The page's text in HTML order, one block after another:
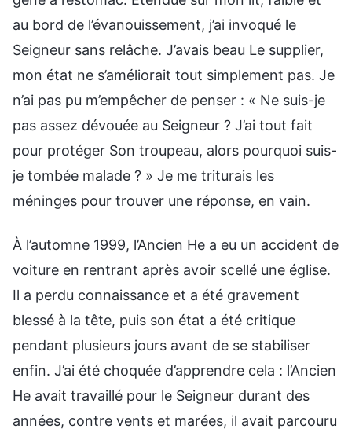
au bord de l’évanouissement, j’ai invoqué le
Seigneur sans relâche. J’avais beau Le supplier,
mon état ne s’améliorait tout simplement pas. Je
n’ai pas pu m’empêcher de penser : « Ne suis-je
pas assez dévouée au Seigneur ? J’ai tout fait
pour protéger Son troupeau, alors pourquoi suis-
je tombée malade ? » Je me triturais les
méninges pour trouver une réponse, en vain.
À l’automne 1999, l’Ancien He a eu un accident de
voiture en rentrant après avoir scellé une église.
Il a perdu connaissance et a été gravement
blessé à la tête, puis son état a été critique
pendant plusieurs jours avant de se stabiliser
enfin. J’ai été choquée d’apprendre cela : l’Ancien
He avait travaillé pour le Seigneur durant des
années, contre vents et marées, il avait parcouru